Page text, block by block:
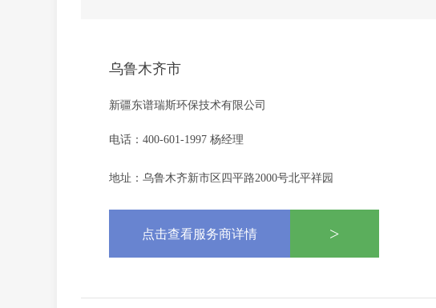
乌鲁木齐市
新疆东谱瑞斯环保技术有限公司
电话：400-601-1997 杨经理
地址：乌鲁木齐新市区四平路2000号北平祥园
点击查看服务商详情 >